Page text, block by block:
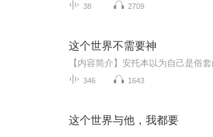
38 2709
这个世界不需要神
346 1643
这个世界与他，我都要